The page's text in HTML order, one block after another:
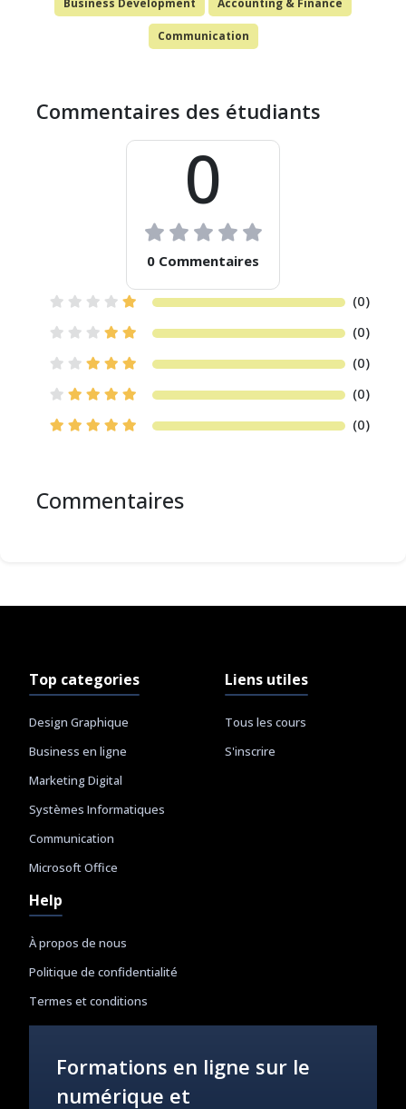
Business Development Accounting & Finance
Communication
Commentaires des étudiants
0
0 Commentaires
(0)
(0)
(0)
(0)
(0)
Commentaires
Top categories
Design Graphique
Business en ligne
Marketing Digital
Systèmes Informatiques
Communication
Microsoft Office
Liens utiles
Tous les cours
S'inscrire
Help
À propos de nous
Politique de confidentialité
Termes et conditions
Formations en ligne sur le
numérique et